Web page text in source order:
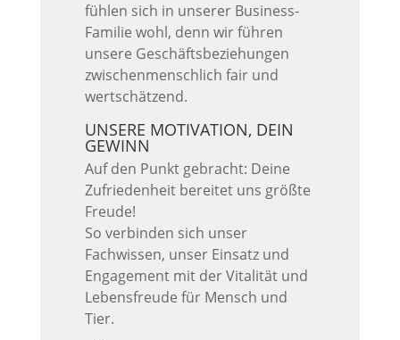
fühlen sich in unserer Business-
Familie wohl, denn wir führen
unsere Geschäftsbeziehungen
zwischenmenschlich fair und
wertschätzend.
UNSERE MOTIVATION, DEIN
GEWINN
Auf den Punkt gebracht: Deine
Zufriedenheit bereitet uns größte
Freude!
So verbinden sich unser
Fachwissen, unser Einsatz und
Engagement mit der Vitalität und
Lebensfreude für Mensch und
Tier.